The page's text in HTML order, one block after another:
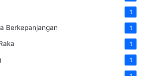
1
Berkepanjangan 1
1
1